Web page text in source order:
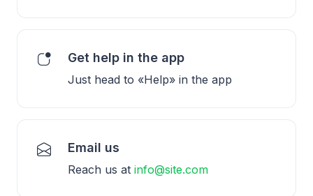
Get help in the app
Just head to «Help» in the app
Email us
Reach us at info@site.com